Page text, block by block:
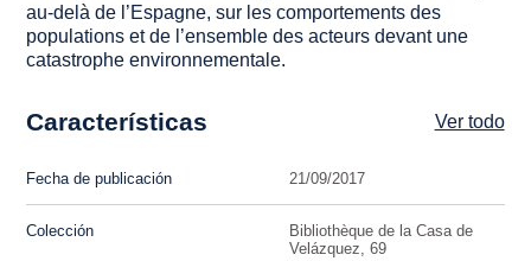
au-delà de l’Espagne, sur les comportements des
populations et de l’ensemble des acteurs devant une
catastrophe environnementale.
Características Ver todo
Fecha de publicación 21/09/2017
Colección
Bibliothèque de la Casa de
Velázquez, 69